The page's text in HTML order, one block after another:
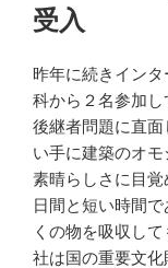
受入
昨年に続きイン
科から２名参加し
後継者問題に直
い手に建築のオ
素晴らしさに目
日間と短い時間
くの物を吸収し
社は国の重要文